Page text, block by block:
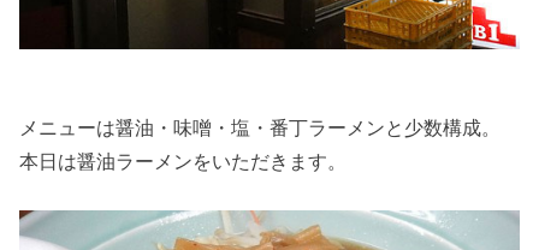
メニューは醤油・味噌・塩・番丁ラーメンと少数構成。
本日は醤油ラーメンをいただきます。